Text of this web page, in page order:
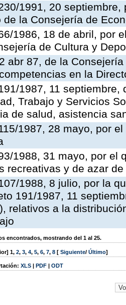
1991, 20
de la Consejería de
1986, 18 de abril, por
de Cultura y
abr 87, de la
en la
1987, 11
Trabajo y Servicios
de salud, asistencia
1987, 28 mayo, por
1988, 31 mayo, por el
recreativas y de azar
1988, 8 julio, por la
191/1987, 11
relativos a la
encontrados, mostrando del 1 al 25.
1, 2, 3, 4, 5, 6, 7, 8 [ Siguiente/ Último]
XLS | PDF | ODT